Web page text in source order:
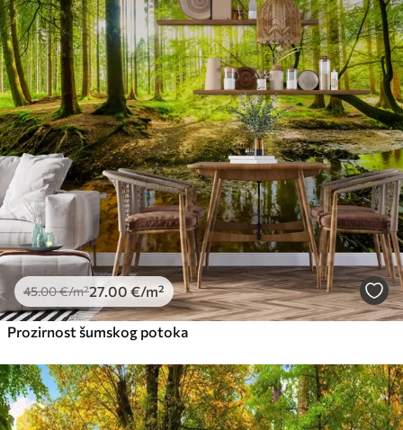
45.00€/m²27 .00 €/m²
Prozirnost šumskog potoka